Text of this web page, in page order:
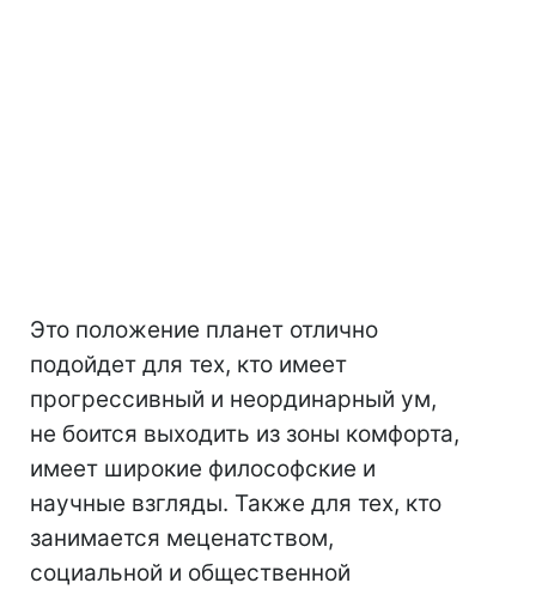
Это положение планет отлично
подойдет для тех, кто имеет
прогрессивный и неординарный ум,
не боится выходить из зоны комфорта,
имеет широкие философские и
научные взгляды. Также для тех, кто
занимается меценатством,
социальной и общественной